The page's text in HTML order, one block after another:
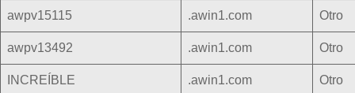
awpv15115 .awin1.com Otro
awpv13492 .awin1.com Otro
INCREÍBLE .awin1.com Otro